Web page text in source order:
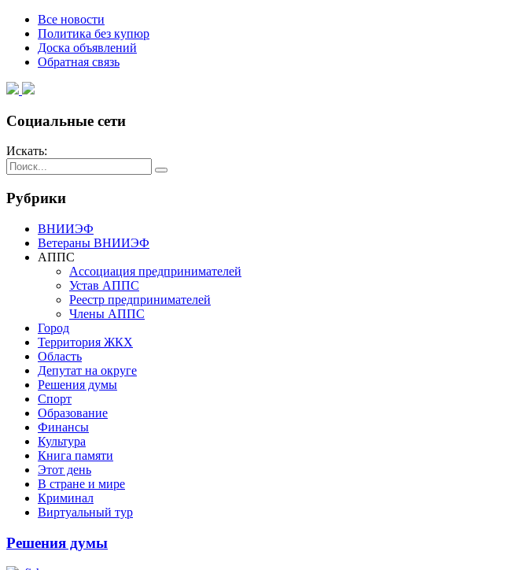
Все новости
Политика без купюр
Доска объявлений
Обратная связь
Социальные сети
Искать:
Рубрики
ВНИИЭФ
Ветераны ВНИИЭФ
АППС
Ассоциация предпринимателей
Устав АППС
Реестр предпринимателей
Члены АППС
Город
Территория ЖКХ
Область
Депутат на округе
Решения думы
Спорт
Образование
Финансы
Культура
Книга памяти
Этот день
В стране и мире
Криминал
Виртуальный тур
Решения думы